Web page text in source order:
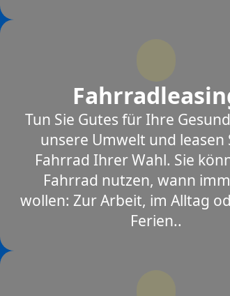
Tun Sie Gutes für Ihre
unsere Umwelt und leasen
Fahrrad Ihrer Wahl. Sie
Fahrrad nutzen, wann
wollen: Zur Arbeit, im Alltag
Ferien..